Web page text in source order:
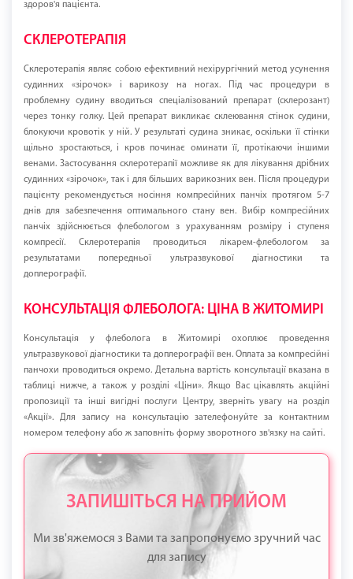
здоров'я пацієнта.
СКЛЕРОТЕРАПІЯ
Склеротерапія являє собою ефективний нехірургічний метод усунення
судинних «зірочок» і варикозу на ногах. Під час процедури в
проблемну судину вводиться спеціалізований препарат (склерозант)
через тонку голку. Цей препарат викликає склеювання стінок судини,
блокуючи кровотік у ній. У результаті судина зникає, оскільки її стінки
щільно зростаються, і кров починає оминати її, протікаючи іншими
венами. Застосування склеротерапії можливе як для лікування дрібних
судинних «зірочок», так і для більших варикозних вен. Після процедури
пацієнту рекомендується носіння компресійних панчіх протягом 5-7
днів для забезпечення оптимального стану вен. Вибір компресійних
панчіх здійснюється флебологом з урахуванням розміру і ступеня
компресії. Склеротерапія проводиться лікарем-флебологом за
результатами попередньої ультразвукової діагностики та
доплерографії.
КОНСУЛЬТАЦІЯ ФЛЕБОЛОГА: ЦІНА В ЖИТОМИРІ
Консультація у флеболога в Житомирі охоплює проведення
ультразвукової діагностики та доплерографії вен. Оплата за компресійні
панчохи проводиться окремо. Детальна вартість консультації вказана в
таблиці нижче, а також у розділі «Ціни». Якщо Вас цікавлять акційні
пропозиції та інші вигідні послуги Центру, зверніть увагу на розділ
«Акції». Для запису на консультацію зателефонуйте за контактним
номером телефону або ж заповніть форму зворотного зв'язку на сайті.
ЗАПИШІТЬСЯ НА ПРИЙОМ
Ми зв'яжемося з Вами та запропонуємо зручний час
для запису